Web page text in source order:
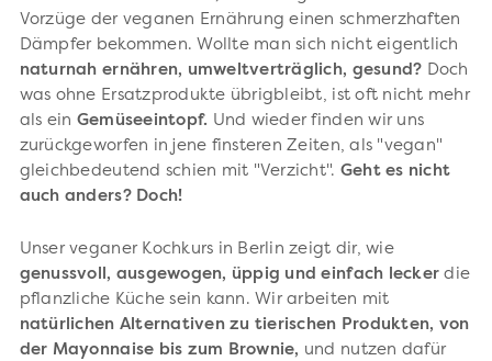
Vorzüge der veganen Ernährung einen schmerzhaften
Dämpfer bekommen. Wollte man sich nicht eigentlich
naturnah ernähren, umweltverträglich, gesund? Doch
was ohne Ersatzprodukte übrigbleibt, ist oft nicht mehr
als ein Gemüseeintopf. Und wieder finden wir uns
zurückgeworfen in jene finsteren Zeiten, als "vegan"
gleichbedeutend schien mit "Verzicht". Geht es nicht
auch anders? Doch!
Unser veganer Kochkurs in Berlin zeigt dir, wie
genussvoll, ausgewogen, üppig und einfach lecker die
pflanzliche Küche sein kann. Wir arbeiten mit
natürlichen Alternativen zu tierischen Produkten, von
der Mayonnaise bis zum Brownie, und nutzen dafür